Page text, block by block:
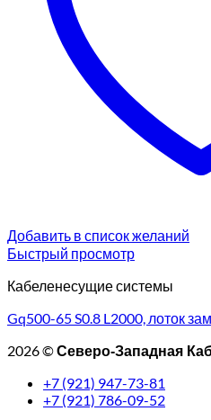
Добавить в список желаний
Быстрый просмотр
Кабеленесущие системы
Gq500-65 S0.8 L2000, лоток
2026 ©Северо-Западная
+7 (921) 947-73-81
+7 (921) 786-09-52